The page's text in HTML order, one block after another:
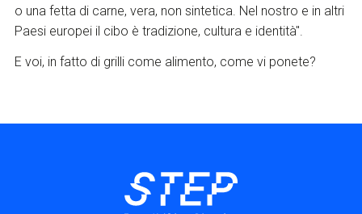
o una fetta di carne, vera, non sintetica. Nel nostro e in altri
Paesi europei il cibo è tradizione, cultura e identità".
E voi, in fatto di grilli come alimento, come vi ponete?